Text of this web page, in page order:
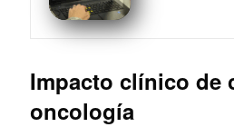
Impacto clínico de
oncología